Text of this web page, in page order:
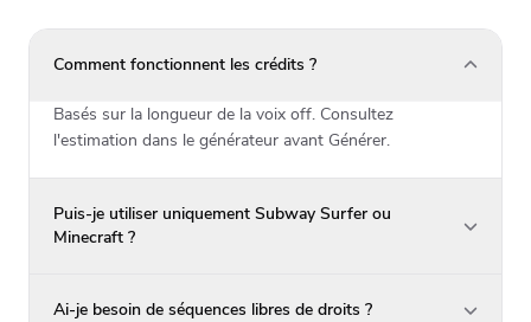
Comment fonctionnent les crédits ?
Basés sur la longueur de la voix off. Consultez
l'estimation dans le générateur avant Générer.
Puis-je utiliser uniquement Subway Surfer ou
Minecraft ?
Ai-je besoin de séquences libres de droits ?